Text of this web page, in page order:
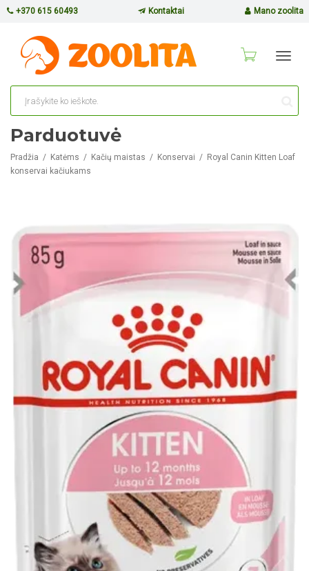
+370 615 60493 Kontaktai Mano zoolita
Parduotuvė
Pradžia Katėms Kačių maistas Konservai
Royal Canin Kitten Loaf
konservai kačiukams